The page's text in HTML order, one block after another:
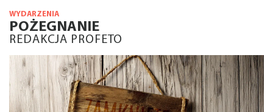
WYDARZENIA
POŻEGNANIE
REDAKCJA PROFETO